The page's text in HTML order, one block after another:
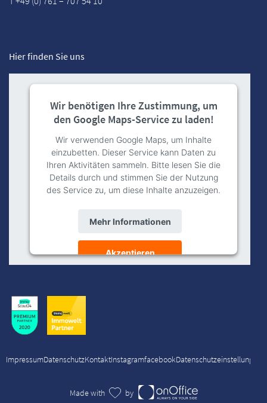
Hier finden Sie uns
Wir benötigen Ihre Zustimmung, um
den Google Maps-Service zu laden!
Wir verwenden Google Maps, um Inhalte
einzubetten. Dieser Service kann Daten zu
Ihren Aktivitäten sammeln. Bitte lesen Sie die
Details durch und stimmen Sie der Nutzung
des Service zu, um diese Inhalte anzuzeigen.
Mehr Informationen
Akzeptieren
ImpressumDatenschutzKontaktInstagramfacebookDatenschutzeinstellungen
Made with by